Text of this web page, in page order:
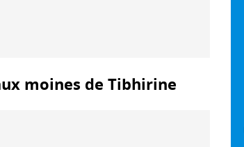
moines de Tibhirine